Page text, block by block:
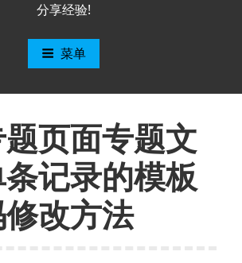
分享经验!
菜单
页面专题文
记录的模板
修改方法